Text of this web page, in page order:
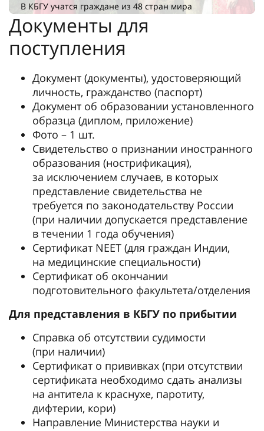
В КБГУ учатся граждане из 48 стран мира
Документы для
поступления
Документ (документы), удостоверяющий
личность, гражданство (паспорт)
Документ об образовании установленного
образца (диплом, приложение)
Фото – 1 шт.
Свидетельство о признании иностранного
образования (нострификация),
за исключением случаев, в которых
представление свидетельства не
требуется по законодательству России
(при наличии допускается представление
в течении 1 года обучения)
Сертификат NEET (для граждан Индии,
на медицинские специальности)
Сертификат об окончании
подготовительного факультета/отделения
Для представления в КБГУ по прибытии
Справка об отсутствии судимости
(при наличии)
Сертификат о прививках (при отсутствии
сертификата необходимо сдать анализы
на антитела к краснухе, паротиту,
дифтерии, кори)
Направление Министерства науки и